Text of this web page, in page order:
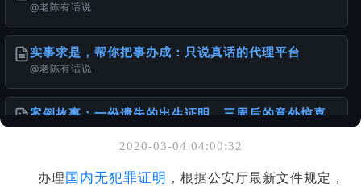
@老陈有话说
实事求是，帮你把事办成：只说真话的代理平台
@老陈有话说
案例故事：一份遗失的出生证明，三周后的意外惊喜
@老陈有话说
2020-03-04 04:00:32
办理 国内无犯罪证明 ，根据公安厅最新文件规定，